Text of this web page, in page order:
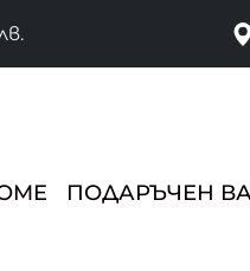
ПОДАРЪЧЕН